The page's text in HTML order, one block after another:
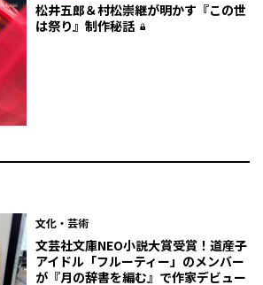
松井五郎＆村松崇継が明かす『この世
は祭り』制作秘話
文化・芸術
文芸社文庫NEO小説大賞受賞！道産子
アイドル「フルーティー」のメンバー
が『月の辞書を編む』で作家デビュー